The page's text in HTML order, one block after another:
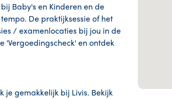
Baby's en Kinderen en de
De praktijksessie of het
/ examenlocaties bij jou in de
'Vergoedingscheck' en ontdek
je gemakkelijk bij Livis. Bekijk